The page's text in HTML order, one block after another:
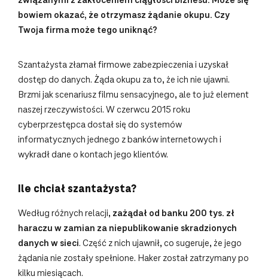
bowiem okazać, że otrzymasz żądanie okupu. Czy
Twoja firma może tego uniknąć?
Szantażysta złamał firmowe zabezpieczenia i uzyskał
dostęp do danych. Żąda okupu za to, że ich nie ujawni.
Brzmi jak scenariusz filmu sensacyjnego, ale to już element
naszej rzeczywistości. W czerwcu 2015 roku
cyberprzestępca dostał się do systemów
informatycznych jednego z banków internetowych i
wykradł dane o kontach jego klientów.
Ile chciał szantażysta?
Według różnych relacji, zażądał od banku 200 tys. zł
haraczu w zamian za niepublikowanie skradzionych
danych w sieci. Część z nich ujawnił, co sugeruje, że jego
żądania nie zostały spełnione. Haker został zatrzymany po
kilku miesiącach.